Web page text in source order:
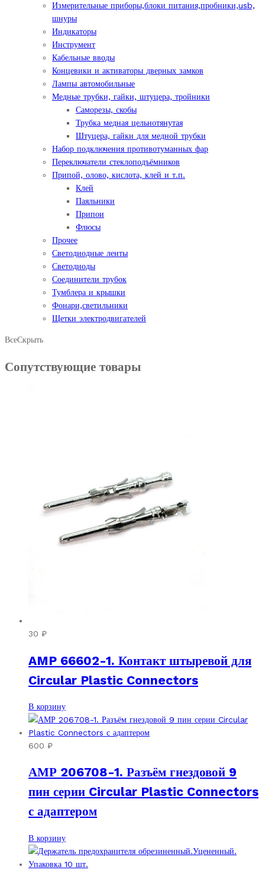
Измерительные приборы,блоки питания,пробники,usb,
шнуры
Индикаторы
Инструмент
Кабельные вводы
Концевики и активаторы дверных замков
Лампы автомобильные
Медные трубки, гайки, штуцера, тройники
Саморезы, скобы
Трубка медная цельнотянутая
Штуцера, гайки для медной трубки
Набор подключения противотуманных фар
Переключатели стеклоподъёмников
Припой, олово, кислота, клей и т.п.
Клей
Паяльники
Припои
Флюсы
Прочее
Светодиодные ленты
Светодиоды
Соединители трубок
Тумблера и крышки
Фонари,светильники
Щетки электродвигателей
ВсеСкрыть
Сопутствующие товары
30 ₽
AMP 66602-1. Контакт штыревой для
Circular Plastic Connectors
В корзину
600 ₽
АМР 206708-1. Разъём гнездовой 9
пин серии Circular Plastic Connectors
с адаптером
В корзину